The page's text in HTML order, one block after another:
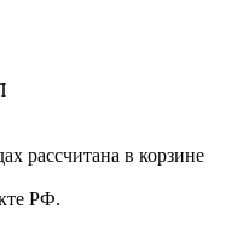
рассчитана в корзине
РФ.